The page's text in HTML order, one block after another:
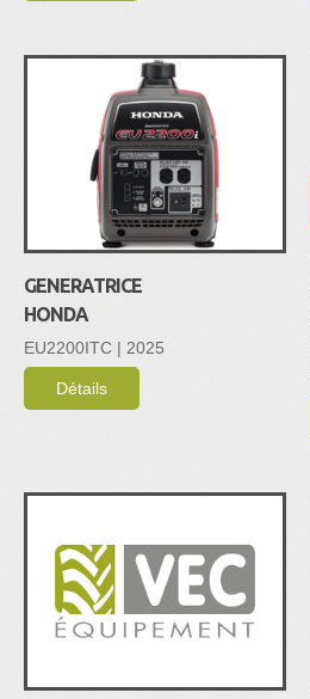
GENERATRICE
HONDA
EU2200ITC | 2025
Détails